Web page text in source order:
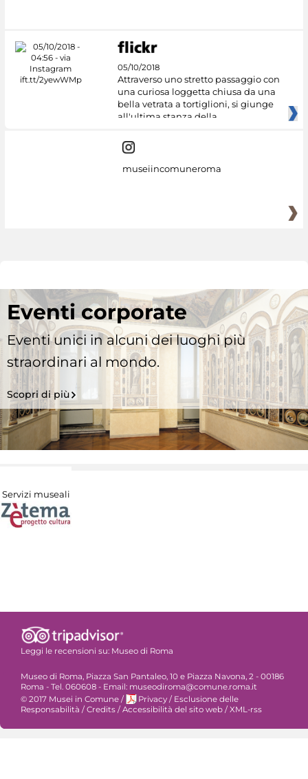
05/10/2018
Attraverso uno stretto passaggio con
una curiosa loggetta chiusa da una
bella vetrata a tortiglioni, si giunge
all'ultima stanza della
museiincomuneroma
Eventi corporate
Eventi unici in alcuni dei luoghi più
straordinari al mondo.
Scopri di più
Servizi museali
Leggi le recensioni su: Museo di Roma
Museo di Roma, Piazza San Pantaleo, 10 e Piazza Navona, 2 - 00186
Roma - Tel. 060608 - Email: museodiroma@comune.roma.it
© 2017 Musei in Comune / Privacy / Esclusione delle
Responsabilità / Credits / Accessibilità del sito web / XML-rss